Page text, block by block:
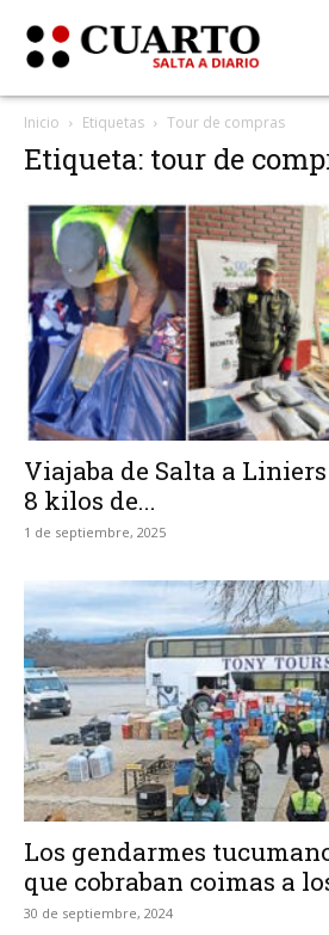
Inicio Etiquetas Tour de compras
Etiqueta: tour de
Viajaba de Salta a
8 kilos de...
1 de septiembre, 2025
Los gendarmes
que cobraban coimas a
30 de septiembre, 2024